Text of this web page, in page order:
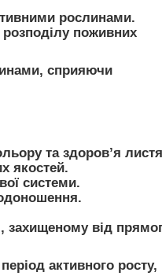
рослинами.
поживних
сприяючи
та здоров’я
якостей.
системи.
захищеному від
активного росту,